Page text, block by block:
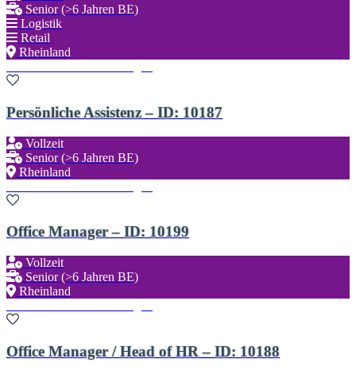
Senior (>6 Jahren BE)
Logistik
Retail
Rheinland
Persönliche Assistenz – ID: 10187
Vollzeit
Senior (>6 Jahren BE)
Rheinland
Office Manager – ID: 10199
Vollzeit
Senior (>6 Jahren BE)
Rheinland
Office Manager / Head of HR – ID: 10188